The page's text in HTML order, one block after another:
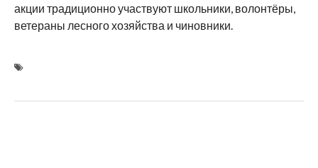
акции традиционно участвуют школьники, волонтёры,
ветераны лесного хозяйства и чиновники.